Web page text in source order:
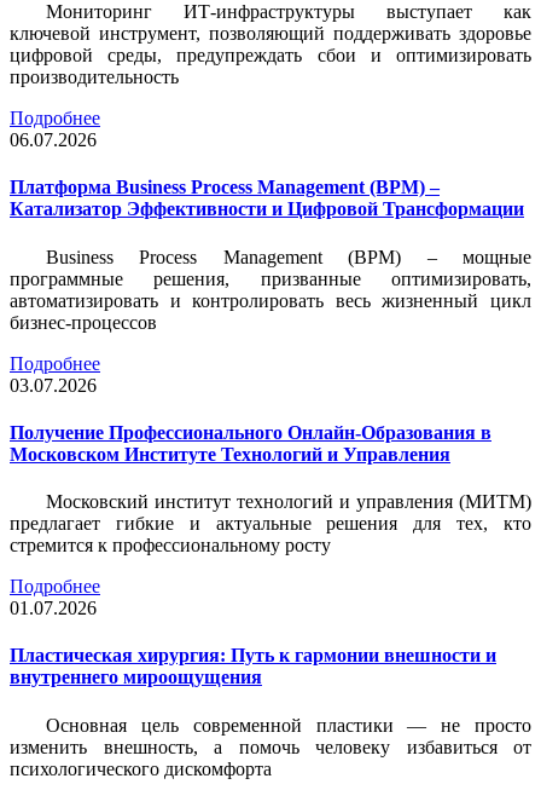
Мониторинг ИТ-инфраструктуры выступает как
ключевой инструмент, позволяющий поддерживать здоровье
цифровой среды, предупреждать сбои и оптимизировать
производительность
Подробнее
06.07.2026
Платформа Business Process Management (BPM) –
Катализатор Эффективности и Цифровой Трансформации
Business Process Management (BPM) – мощные
программные решения, призванные оптимизировать,
автоматизировать и контролировать весь жизненный цикл
бизнес-процессов
Подробнее
03.07.2026
Получение Профессионального Онлайн-Образования в
Московском Институте Технологий и Управления
Московский институт технологий и управления (МИТМ)
предлагает гибкие и актуальные решения для тех, кто
стремится к профессиональному росту
Подробнее
01.07.2026
Пластическая хирургия: Путь к гармонии внешности и
внутреннего мироощущения
Основная цель современной пластики — не просто
изменить внешность, а помочь человеку избавиться от
психологического дискомфорта